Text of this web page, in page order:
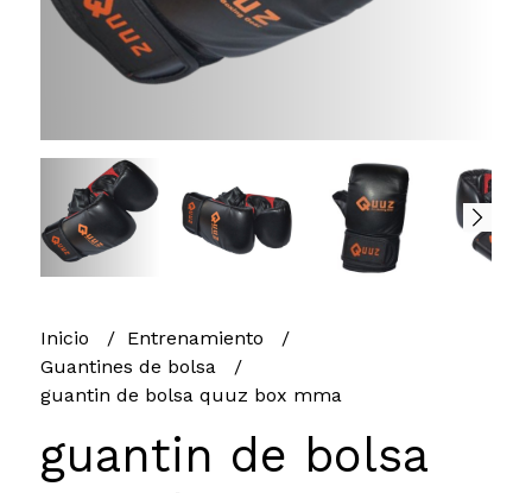
Inicio
Entrenamiento
Guantines de bolsa
guantin de bolsa quuz box mma
guantin de bolsa